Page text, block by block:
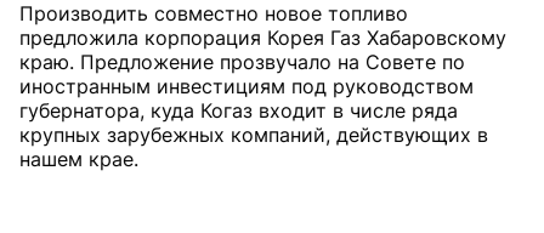
Производить совместно новое топливо
предложила корпорация Корея Газ Хабаровскому
краю. Предложение прозвучало на Совете по
иностранным инвестициям под руководством
губернатора, куда Когаз входит в числе ряда
крупных зарубежных компаний, действующих в
нашем крае.